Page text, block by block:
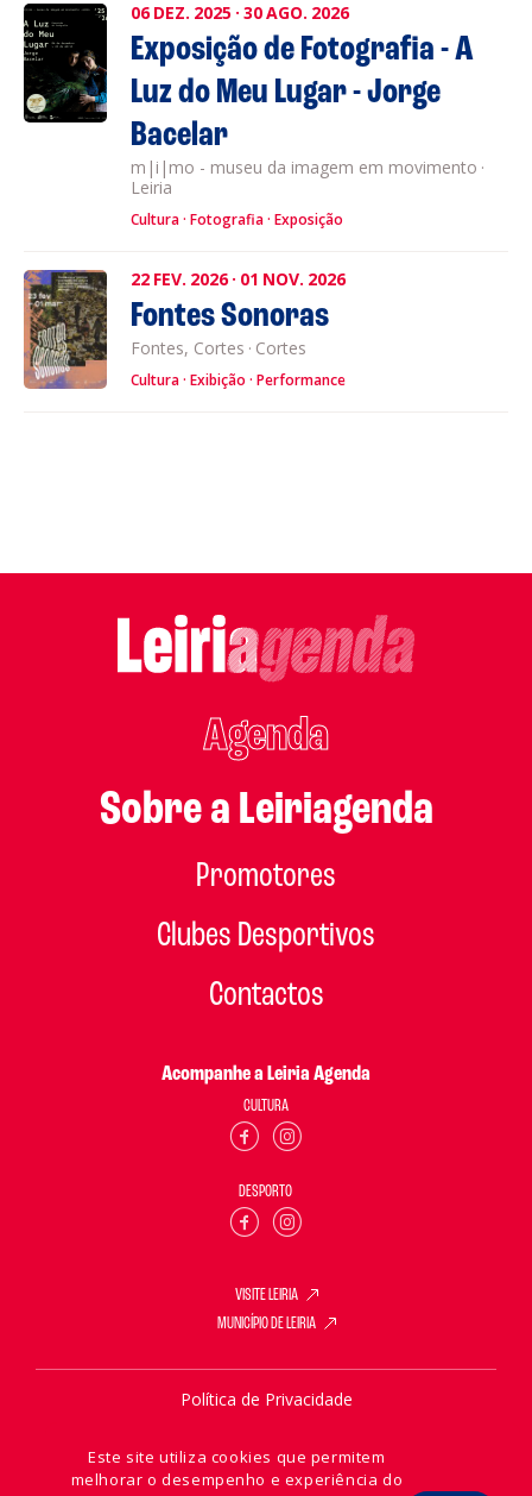
06 DEZ. 2025 · 30AGO. 2026
Exposição de Fotografia - A
Luz do Meu Lugar - Jorge
Bacelar
m|i|mo - museu da imagem em movimento ·
Leiria
Cultura Fotografia Exposição
22 FEV. 2026 · 01 NOV. 2026
Fontes Sonoras
Fontes, Cortes · Cortes
Cultura Exibição Performance
Agenda
Sobre a Leiriagenda
Promotores
Clubes Desportivos
Contactos
Acompanhe a Leiria Agenda
CULTURA
DESPORTO
VISITE LEIRIA
MUNICÍPIO DE LEIRIA
Política de Privacidade
Este site utiliza cookies que permitem
melhorar o desempenho e experiência do